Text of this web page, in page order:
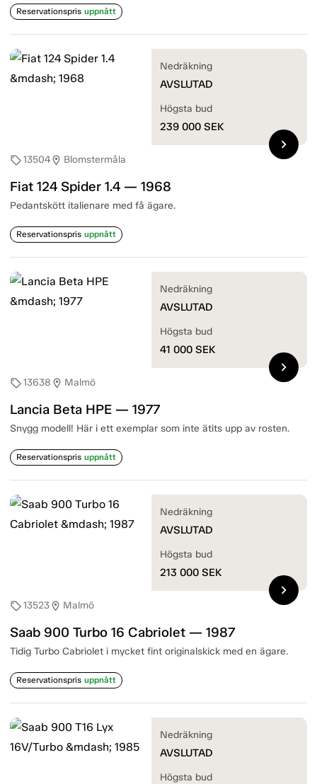
Reservationspris uppnått
sell13504location_on Blomstermåla
Fiat 124 Spider 1.4 — 1968
Pedantskött italienare med få ägare.
Reservationspris uppnått
Nedräkning
AVSLUTAD
Högsta bud
239 000 SEK
chevron_right
sell13638 location_on Malmö
Lancia Beta HPE — 1977
Snygg modell! Här i ett exemplar som inte ätits upp av rosten.
Reservationspris uppnått
Nedräkning
AVSLUTAD
Högsta bud
41 000 SEK
chevron_right
sell13523location_on Malmö
Saab 900 Turbo 16 Cabriolet — 1987
Tidig Turbo Cabriolet i mycket fint originalskick med en ägare.
Reservationspris uppnått
Nedräkning
AVSLUTAD
Högsta bud
213 000 SEK
chevron_right
Nedräkning
AVSLUTAD
Högsta bud